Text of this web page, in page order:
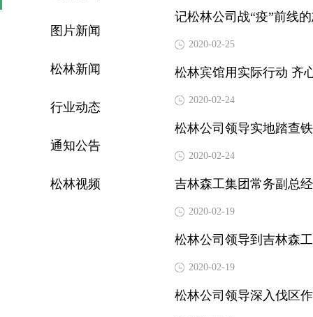
图片新闻
松林新闻
行业动态
通知公告
松林视频
记松林公司战“疫”前线
2020-02-25
松林宾馆用实际行动 齐
2020-02-24
松林公司领导实地踏查
2020-02-24
吉林森工集团常务副总
2020-02-19
松林公司领导到吉林森
2020-02-19
松林公司领导深入伐区